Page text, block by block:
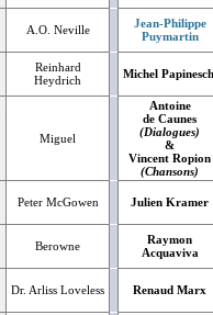
A.O. Neville
Jean-Philippe
Puymartin
Reinhard
Heydrich
Michel
Miguel
Antoine
de Caunes
(Dialogues)
&
Vincent Ropion
(Chansons)
Peter McGowen Julien Kramer
Berowne
Raymon
Acquaviva
Dr. Arliss Loveless Renaud Marx